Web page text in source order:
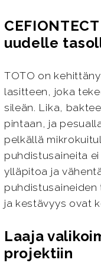
uudelle
TOTO on
lasitteen, joka
sileän. Lika,
pintaan, ja
pelkällä
puhdistusaineita
ylläpitoa ja
ja kestävyys ovat
Laaja
projektiin